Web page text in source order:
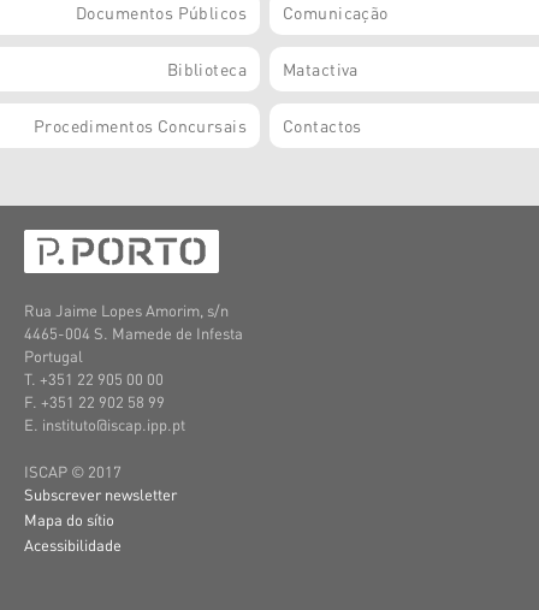
Documentos Públicos Comunicação
Biblioteca Matactiva
Procedimentos Concursais Contactos
Rua Jaime Lopes Amorim, s/n
4465-004 S. Mamede de Infesta
Portugal
T. +351 22 905 00 00
F. +351 22 902 58 99
E. instituto@iscap.ipp.pt
ISCAP © 2017
Subscrever newsletter
Mapa do sítio
Acessibilidade